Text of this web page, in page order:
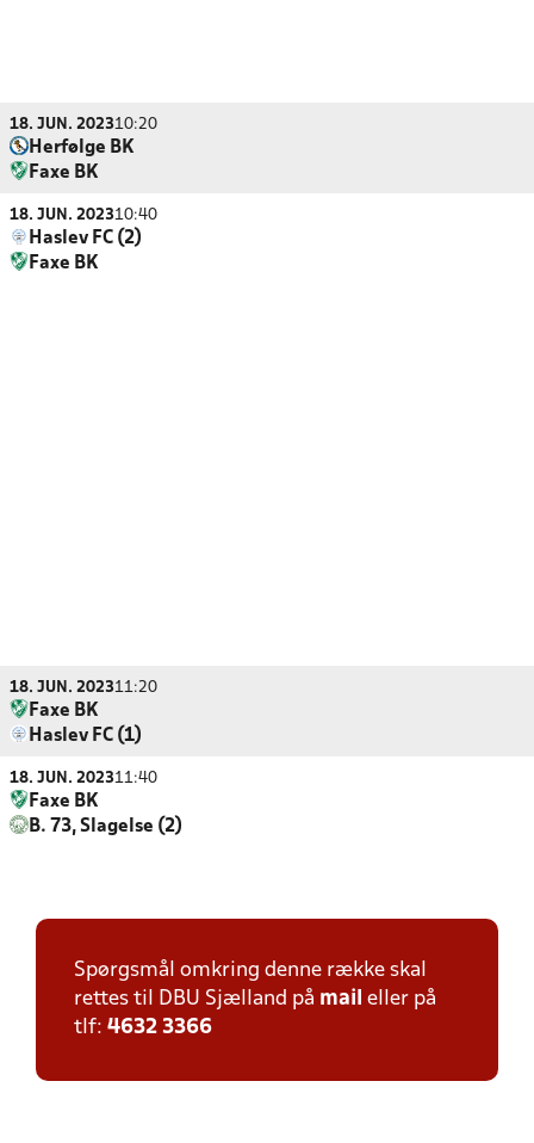
18. JUN. 202310:20
Herfølge BK
Faxe BK
18. JUN. 202310:40
Haslev FC (2)
Faxe BK
18. JUN. 202311:20
Faxe BK
Haslev FC (1)
18. JUN. 202311:40
Faxe BK
B. 73, Slagelse (2)
Spørgsmål omkring denne række skal
rettes til DBU Sjælland på mail eller på
tlf: 4632 3366